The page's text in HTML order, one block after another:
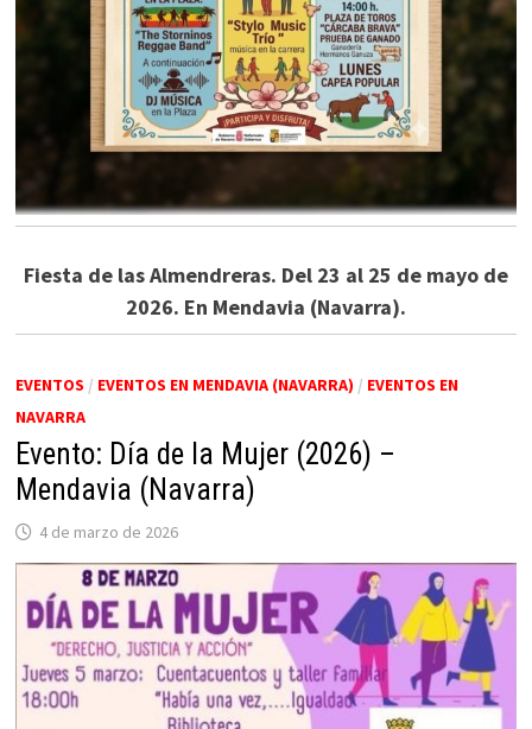
Fiesta de las Almendreras. Del 23 al 25 de mayo de
2026. En Mendavia (Navarra).
EVENTOS / EVENTOS EN MENDAVIA (NAVARRA) / EVENTOS EN
NAVARRA
Evento: Día de la Mujer (2026) –
Mendavia (Navarra)
4 de marzo de 2026